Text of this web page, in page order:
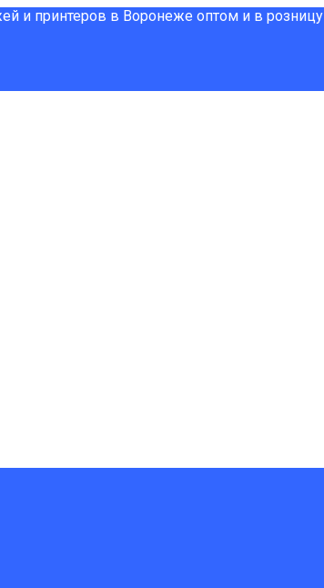
и принтеров в Воронеже оптом и в розницу